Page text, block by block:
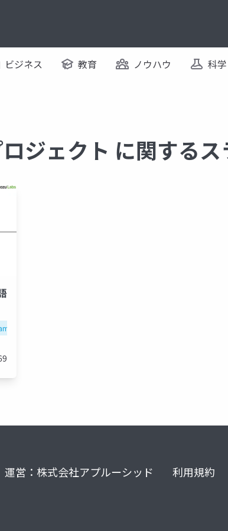
ビジネス 教育 ノウハウ 科
ジェクト に関するス
language
運営：株式会社アプルーシッド 利用規約